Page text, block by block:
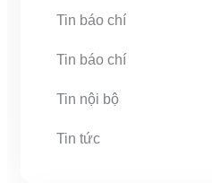
Tin báo chí
Tin báo chí
Tin nội bộ
Tin tức